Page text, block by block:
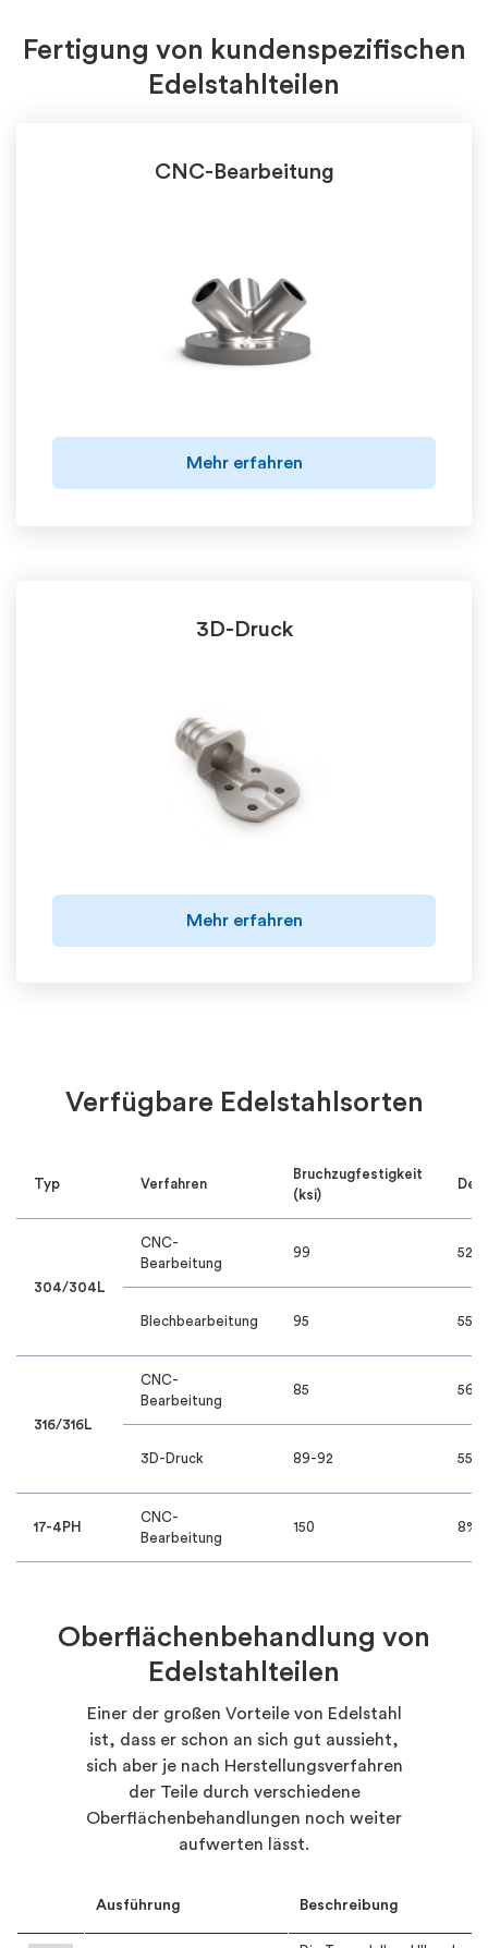
Fertigung von kundenspezifischen
Edelstahlteilen
CNC-Bearbeitung
Mehr erfahren
3D-Druck
Mehr erfahren
Verfügbare Edelstahlsorten
Typ Verfahren
Bruchzugfestigkeit
(ksi)
304/304L
CNC-
Bearbeitung
99 52%
Blechbearbeitung 95 55%
316/316L
CNC-
Bearbeitung
85 56%
3D-Druck 89-92 55-
17-4PH
CNC-
Bearbeitung
150 8%
Oberflächenbehandlung von
Edelstahlteilen
Einer der großen Vorteile von Edelstahl
ist, dass er schon an sich gut aussieht,
sich aber je nach Herstellungsverfahren
der Teile durch verschiedene
Oberflächenbehandlungen noch weiter
aufwerten lässt.
Ausführung Beschreibung